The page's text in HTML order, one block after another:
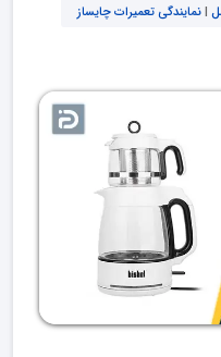
|نمایندگی تعمیرات چایساز